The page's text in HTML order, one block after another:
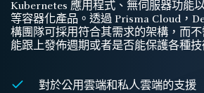
Kubernetes 應用程式、無伺服器功能
等容器化產品。透過 Prisma Cloud，
構團隊可採用符合其需求的架構，而
能跟上發佈週期或者是否能保護各種技
對於公用雲端和私人雲端的支援